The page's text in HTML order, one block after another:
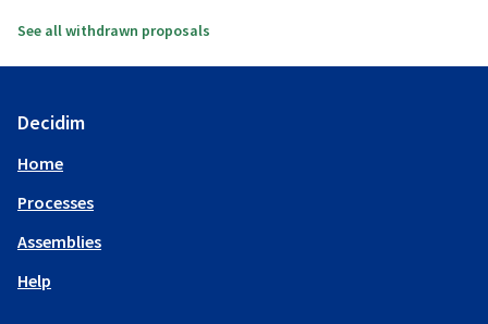
See all withdrawn proposals
Decidim
Home
Processes
Assemblies
Help